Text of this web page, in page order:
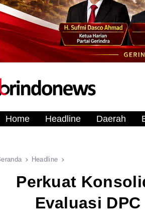
Home Headline Daerah
Headline
Perkuat
Evaluasi